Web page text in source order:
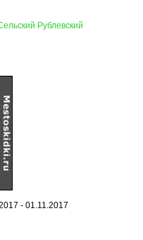
Рублевский
- 01.11.2017